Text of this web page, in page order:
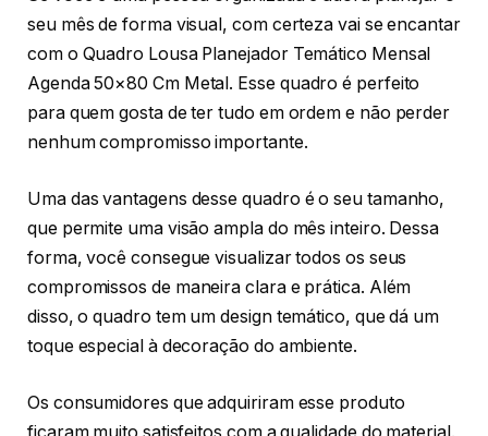
seu mês de forma visual, com certeza vai se encantar
com o Quadro Lousa Planejador Temático Mensal
Agenda 50×80 Cm Metal. Esse quadro é perfeito
para quem gosta de ter tudo em ordem e não perder
nenhum compromisso importante.
Uma das vantagens desse quadro é o seu tamanho,
que permite uma visão ampla do mês inteiro. Dessa
forma, você consegue visualizar todos os seus
compromissos de maneira clara e prática. Além
disso, o quadro tem um design temático, que dá um
toque especial à decoração do ambiente.
Os consumidores que adquiriram esse produto
ficaram muito satisfeitos com a qualidade do material.